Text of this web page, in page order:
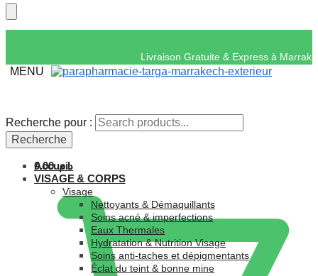
Livraison Gratuite &
MENU
Recherche pour :
Recherche
د.م.0.00
Recherche pour :
Recherche
Accueil
VISAGE & CORPS
Visage
Nettoyants & Démaquillants
Soins acné & imperfections
Eaux Thermales
Hydratation & Nutrition Visage
Soins anti-taches et dépigmentants
Éclat du teint & bonne mine